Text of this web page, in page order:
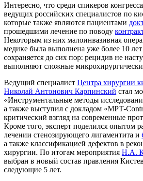
Интересно, что среди спикеров
ведущих российских специалистов по
которые также являются пациентами
прошедшими лечение по поводу
Некоторым из них малоинвазивная
медике была выполнена уже более 10 лет
сохраняется до сих пор: рецидив не
выполняют сложные
Ведущий специалист Центра хирургии
Николай Антонович Карпинский стал
«Инструментальные методы
а также выступил с докладом «МРТ-
критический взгляд на современные
Кроме того, эксперт поделился опытом
лечении стенозирующего лигаментита и
а также классификацией дефектов в
хирургии. По итогам мероприятия Н.А.
выбран в новый состав правления
следующие 5 лет.